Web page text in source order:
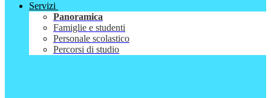
Servizi
Panoramica
Famiglie e studenti
Personale scolastico
Percorsi di studio